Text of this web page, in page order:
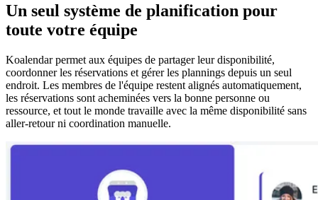
Un seul système de planification pour
toute votre équipe
Koalendar permet aux équipes de partager leur disponibilité,
coordonner les réservations et gérer les plannings depuis un seul
endroit. Les membres de l'équipe restent alignés automatiquement,
les réservations sont acheminées vers la bonne personne ou
ressource, et tout le monde travaille avec la même disponibilité sans
aller-retour ni coordination manuelle.